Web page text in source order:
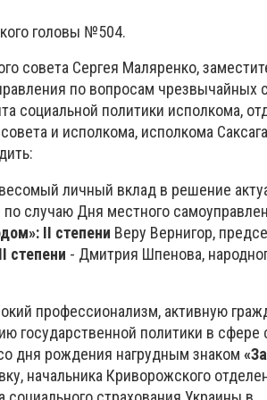
головы №504.
совета Сергея Маляренко,
по вопросам чрезвычайных
социальной политики исполкома,
и исполкома, исполкома
личный вклад в решение
случаю Дня местного
II степени Веру Вернигор,
степени - Дмитрия Шпенова,
профессионализм, активную
государственной политики в сфере
дня рождения нагрудным знаком
начальника Криворожского